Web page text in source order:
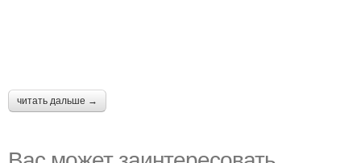
читать дальше →